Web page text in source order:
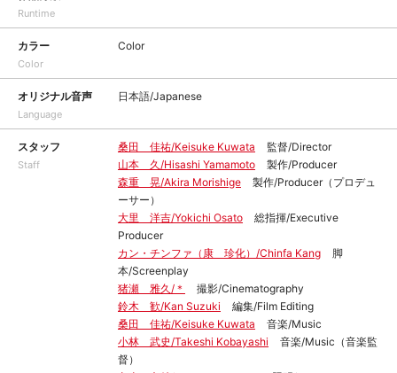
Runtime
カラー
Color
Color
オリジナル音声
Language
日本語/Japanese
スタッフ
Staff
桑田 佳祐/Keisuke Kuwata
監督/Director
山本 久/Hisashi Yamamoto
製作/Producer
森重 晃/Akira Morishige
製作/Producer（プロデュ
ーサー）
大里 洋吉/Yokichi Osato
総指揮/Executive
Producer
カン・チンファ（康 珍化）/Chinfa Kang
脚
本/Screenplay
猪瀬 雅久/＊
撮影/Cinematography
鈴木 歓/Kan Suzuki
編集/Film Editing
桑田 佳祐/Keisuke Kuwata
音楽/Music
小林 武史/Takeshi Kobayashi
音楽/Music（音楽監
督）